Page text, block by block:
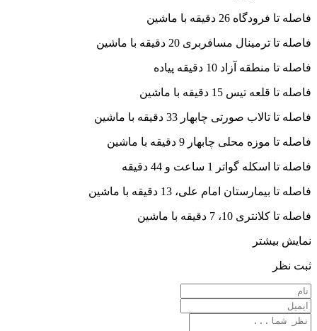
فاصله تا فرودگاه 26 دقیقه با ماشین
فاصله تا ترمینال مسافربری 20 دقیقه با ماشین
فاصله تا منطقه آزاد 10 دقیقه پیاده
فاصله تا قلعه تیس 15 دقیقه با ماشین
فاصله تا تالاب صورتی چابهار 33 دقیقه با ماشین
فاصله تا موزه محلی چابهار 9 دقیقه با ماشین
فاصله تا اسکله گواتر 1 ساعت و 44 دقیقه
فاصله تا بیمارستان امام علی، 13 دقیقه با ماشین
فاصله تا کلانتری 10، 7 دقیقه با ماشین
نمایش بیشتر
ثبت نظر